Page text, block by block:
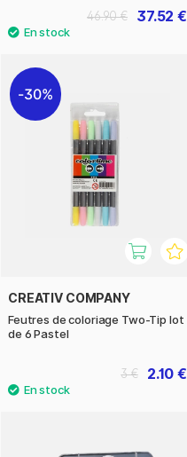
37.52 €
46.90 €
30%
CREATIV COMPANY
Feutres de coloriage Two-Tip lot
de 6 Pastel
2.10 €
3 €